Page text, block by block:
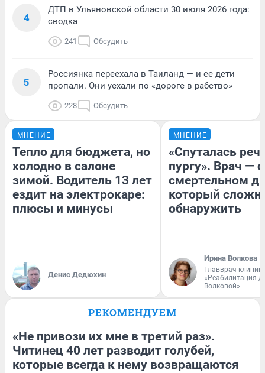
4
ДТП в Ульяновской области 30 июля 2026 года:
сводка
241 Обсудить
5
Россиянка переехала в Таиланд — и ее дети
пропали. Они уехали по «дороге в рабство»
228 Обсудить
МНЕНИЕ
Тепло для бюджета, но
холодно в салоне
зимой. Водитель 13 лет
ездит на электрокаре:
плюсы и минусы
Денис Дедюхин
МНЕНИЕ
«Спуталась
пургу». Врач — о
смертельном
который
обнаружить
Ирина Волкова
Главврач
«Реабилитация
Волковой»
РЕКОМЕНДУЕМ
«Не привози их мне в третий раз».
Читинец 40 лет разводит голубей,
которые всегда к нему возвращаются